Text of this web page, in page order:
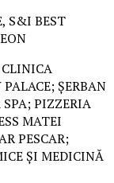
S&I BEST
ȘERBAN
PIZZERIA
MATEI
PESCAR;
ȘI MEDICINĂ